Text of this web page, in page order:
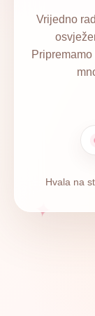
✦
Vrijedno
Hvala na